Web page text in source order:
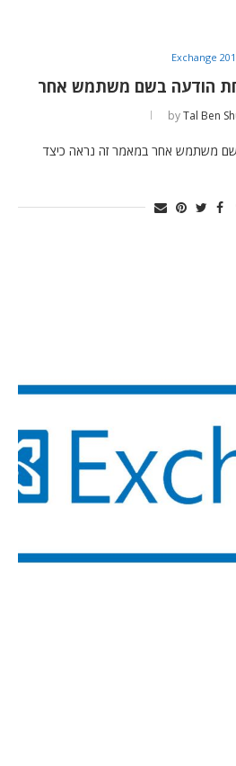
Exchange
הודעה בשם משתמש אחר
byTal Ben
משתמש אחר במאמר זה נראה כיצד